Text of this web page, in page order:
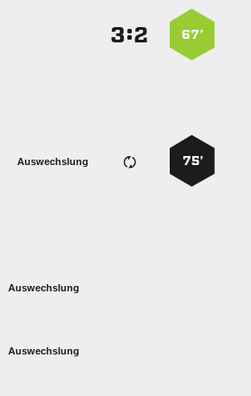
67’
:
75’
Auswechslung
Auswechslung
Auswechslung